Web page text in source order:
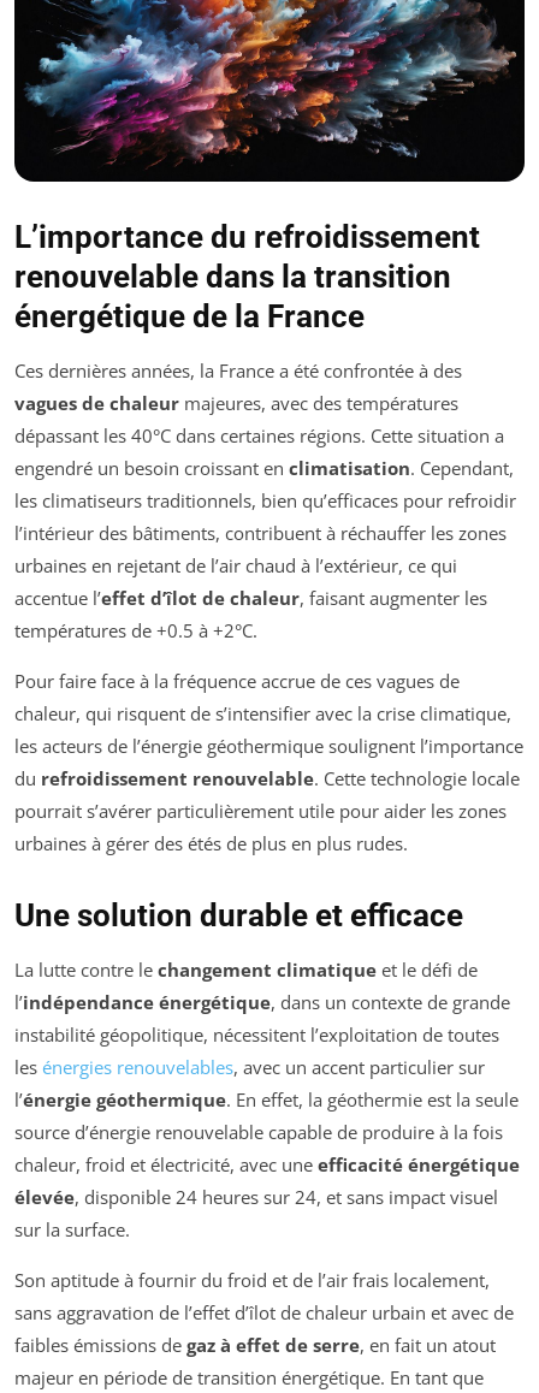
L’importance du refroidissement
renouvelable dans la transition
énergétique de la France
Ces dernières années, la France a été confrontée à des
vagues de chaleur majeures, avec des températures
dépassant les 40°C dans certaines régions. Cette situation a
engendré un besoin croissant en climatisation. Cependant,
les climatiseurs traditionnels, bien qu’efficaces pour refroidir
l’intérieur des bâtiments, contribuent à réchauffer les zones
urbaines en rejetant de l’air chaud à l’extérieur, ce qui
accentue l’effet d’îlot de chaleur, faisant augmenter les
températures de +0.5 à +2°C.
Pour faire face à la fréquence accrue de ces vagues de
chaleur, qui risquent de s’intensifier avec la crise climatique,
les acteurs de l’énergie géothermique soulignent l’importance
du refroidissement renouvelable. Cette technologie locale
pourrait s’avérer particulièrement utile pour aider les zones
urbaines à gérer des étés de plus en plus rudes.
Une solution durable et efficace
La lutte contre le changement climatique et le défi de
l’indépendance énergétique, dans un contexte de grande
instabilité géopolitique, nécessitent l’exploitation de toutes
les énergies renouvelables, avec un accent particulier sur
l’énergie géothermique. En effet, la géothermie est la seule
source d’énergie renouvelable capable de produire à la fois
chaleur, froid et électricité, avec une efficacité énergétique
élevée, disponible 24 heures sur 24, et sans impact visuel
sur la surface.
Son aptitude à fournir du froid et de l’air frais localement,
sans aggravation de l’effet d’îlot de chaleur urbain et avec de
faibles émissions de gaz à effet de serre, en fait un atout
majeur en période de transition énergétique. En tant que